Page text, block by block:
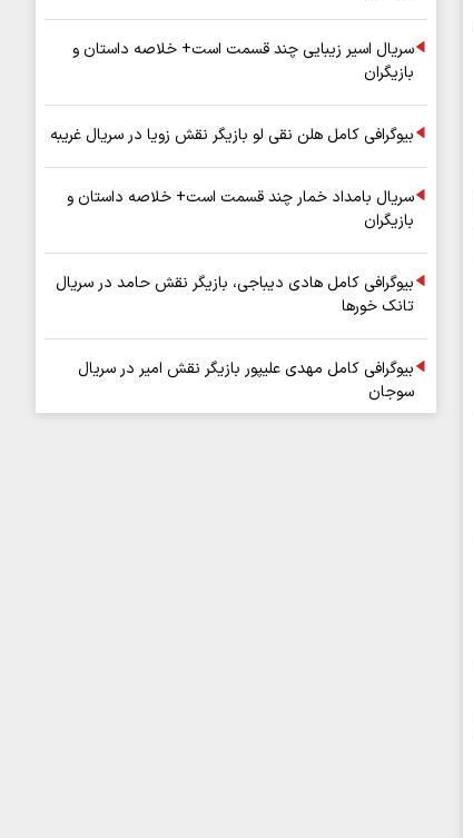
سریال اسیر زیبایی چند قسمت است+ خلاصه داستان و
بازیگران
بیوگرافی کامل هلن نقی لو بازیگر نقش زویا در سریال غریبه
سریال بامداد خمار چند قسمت است+ خلاصه داستان و
بازیگران
بیوگرافی کامل هادی دیباجی، بازیگر نقش حامد در سریال
تانک خورها
بیوگرافی کامل مهدی علیپور بازیگر نقش امیر در سریال
سوجان